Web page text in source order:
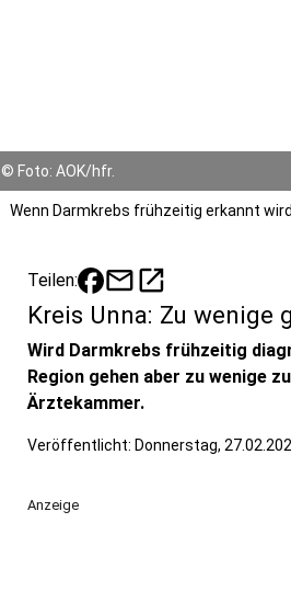
© Foto: AOK/hfr.
Wenn Darmkrebs frühzeitig erkannt
Teilen: mailopen_in_new
Kreis Unna: Zu wenige
Wird Darmkrebs frühzeitig
Region gehen aber zu wenige
Ärztekammer.
Veröffentlicht: Donnerstag,
Anzeige